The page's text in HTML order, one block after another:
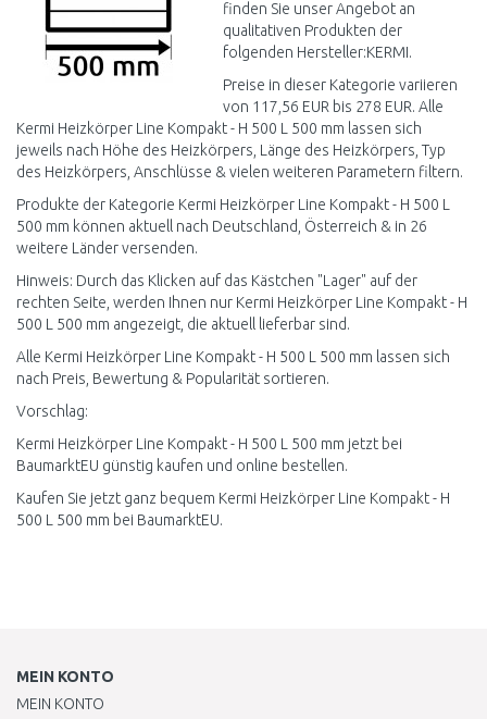
finden Sie unser Angebot an
qualitativen Produkten der
folgenden Hersteller:KERMI.
Preise in dieser Kategorie variieren
von 117,56 EUR bis 278 EUR. Alle
Kermi Heizkörper Line Kompakt - H 500 L 500 mm lassen sich
jeweils nach Höhe des Heizkörpers, Länge des Heizkörpers, Typ
des Heizkörpers, Anschlüsse & vielen weiteren Parametern filtern.
Produkte der Kategorie Kermi Heizkörper Line Kompakt - H 500 L
500 mm können aktuell nach Deutschland, Österreich & in 26
weitere Länder versenden.
Hinweis: Durch das Klicken auf das Kästchen "Lager" auf der
rechten Seite, werden Ihnen nur Kermi Heizkörper Line Kompakt - H
500 L 500 mm angezeigt, die aktuell lieferbar sind.
Alle Kermi Heizkörper Line Kompakt - H 500 L 500 mm lassen sich
nach Preis, Bewertung & Popularität sortieren.
Vorschlag:
Kermi Heizkörper Line Kompakt - H 500 L 500 mm jetzt bei
BaumarktEU günstig kaufen und online bestellen.
Kaufen Sie jetzt ganz bequem Kermi Heizkörper Line Kompakt - H
500 L 500 mm bei BaumarktEU.
MEIN KONTO
MEIN KONTO